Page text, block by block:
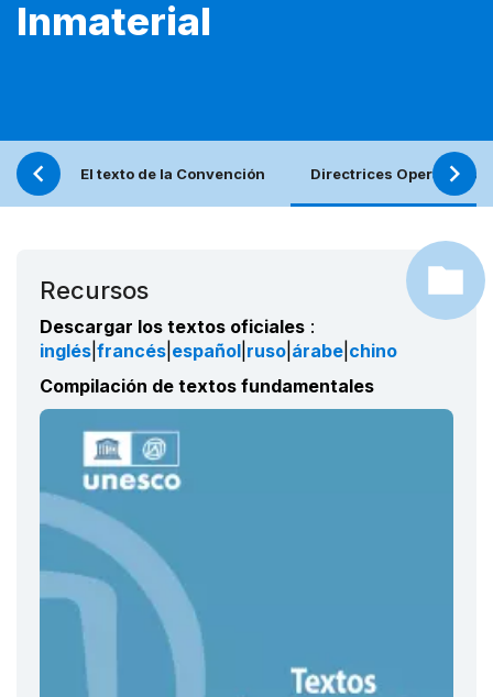
Inmaterial
El texto de la Convención Directrices Operativas
Recursos
Descargar los textos oficiales :
inglés francés español ruso árabe chino
Compilación de textos fundamentales